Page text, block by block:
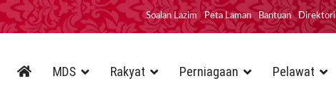
Soalan Lazim Peta Laman Bantuan Direktori
MDS Rakyat Perniagaan Pelawat